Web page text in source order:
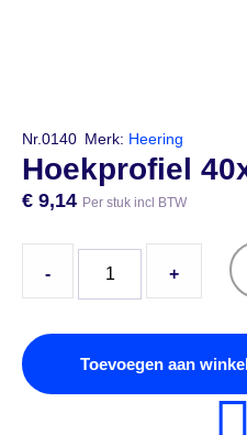
Nr.0140 Merk: Heering
Hoekprofiel
€ 9,14 Per stuk incl BTW
- +
Toevoegen aan